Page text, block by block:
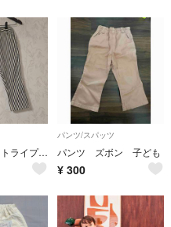
branshes ストライプ柄 パンツ7~8分丈 ウェビングベルト付き150
パンツ/スパッツ
パンツ ズボン 子ども
¥ 300